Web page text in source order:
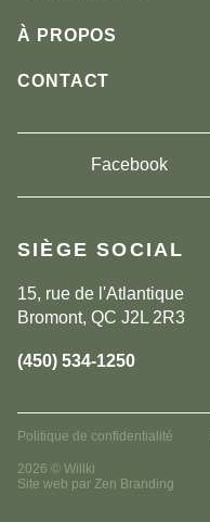
SIÈGE SOCIAL
15, rue de l'Atlantique
Bromont, QC J2L 2R3
(450) 534-1250
Facebook
Arbor
Vallis
À PROPOS
CONTACT
Politique de confidentialité
2026 © Willki
Site web par Zen Branding